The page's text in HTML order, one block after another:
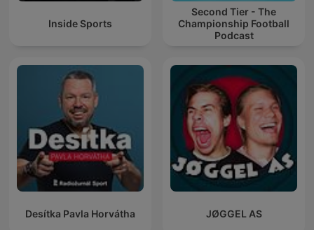
Inside Sports
Second Tier - The
Championship Football
Podcast
Desítka Pavla Horvátha JØGGEL AS